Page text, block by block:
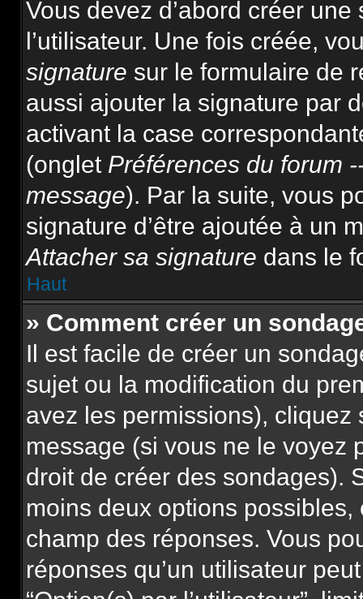
Vous devez d’abord créer
l’utilisateur. Une fois créée,
signature sur le formulaire de
aussi ajouter la signature par
activant la case
(onglet Préférences du forum
message). Par la suite, vous
signature d’être ajoutée à un
Attacher sa signature dans le
Haut
» Comment créer un
Il est facile de créer un
sujet ou la modification du
avez les permissions), cliquez
message (si vous ne le voyez
droit de créer des sondages).
moins deux options
champ des réponses. Vous
réponses qu’un utilisateur